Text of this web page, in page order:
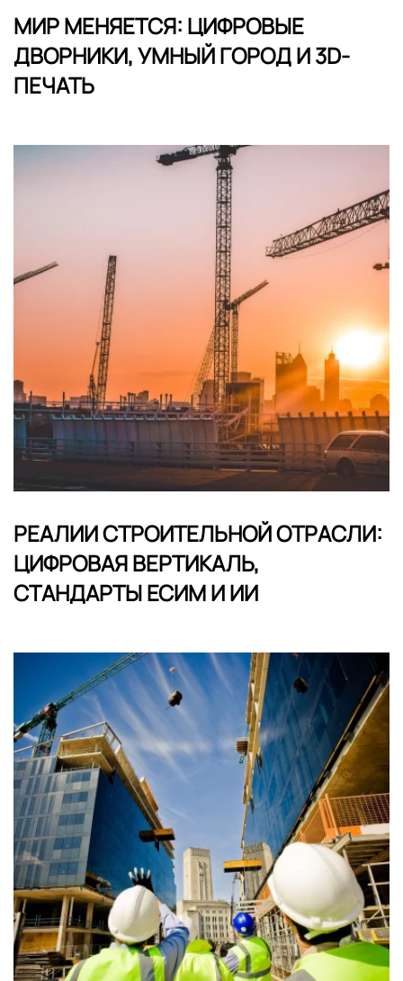
МИР МЕНЯЕТСЯ: ЦИФРОВЫЕ
ДВОРНИКИ, УМНЫЙ ГОРОД И 3D-
ПЕЧАТЬ
РЕАЛИИ СТРОИТЕЛЬНОЙ ОТРАСЛИ:
ЦИФРОВАЯ ВЕРТИКАЛЬ,
СТАНДАРТЫ ЕСИМ И ИИ